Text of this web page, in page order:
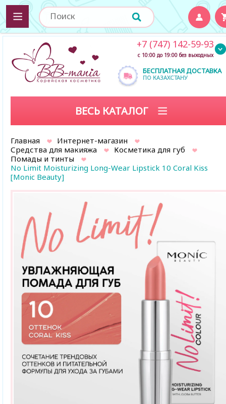
БЕСПЛАТНАЯ ДОСТАВКА
ПО КАЗАХСТАНУ
+7 (747) 142-59-93
с 10:00 до 19:00 без выходных
ВЕСЬ КАТАЛОГ
Главная
Интернет-магазин
Средства для макияжа
Косметика для губ
Помады и тинты
No Limit Moisturizing Long-Wear Lipstick 10 Coral Kiss
[Monic Beauty]